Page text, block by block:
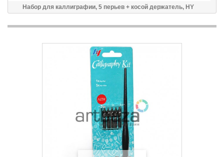
Набор для каллиграфии, 5 перьев + косой держатель, HY